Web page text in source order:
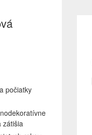
počiatky
zátišia